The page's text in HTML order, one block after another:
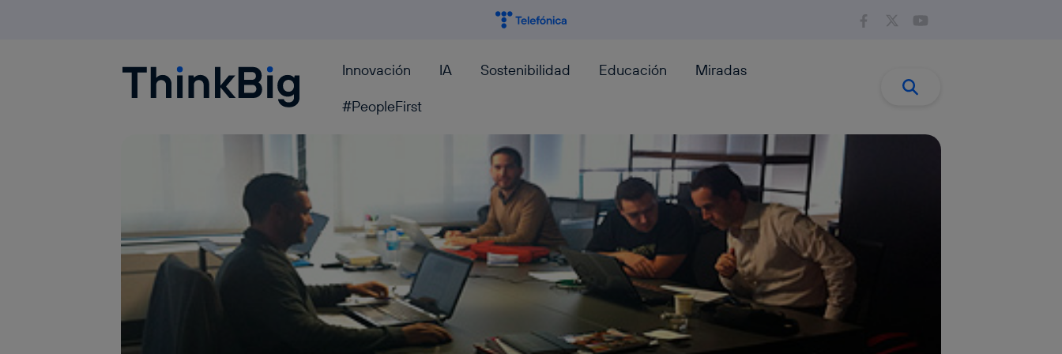
Blogthinkbig.com Innovación IA Sostenibilidad Educación
Miradas
#PeopleFirst
Buscar